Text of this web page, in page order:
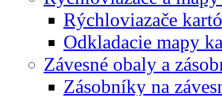
Rýchloviazače
Odkladacie mapy
Závesné obaly a
Zásobníky na